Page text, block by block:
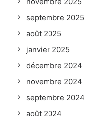
septembre 2025
août 2025
janvier 2025
décembre 2024
novembre 2024
septembre 2024
août 2024